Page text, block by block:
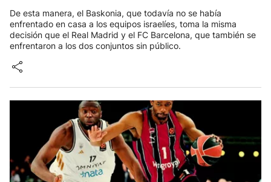
De esta manera, el Baskonia, que todavía no se había
enfrentado en casa a los equipos israelíes, toma la misma
decisión que el Real Madrid y el FC Barcelona, que también se
enfrentaron a los dos conjuntos sin público.